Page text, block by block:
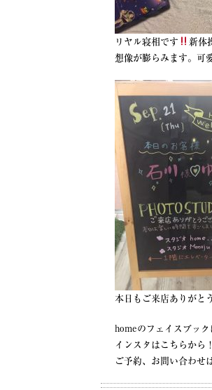
リヤル寝相です
新体
想像が膨らみます。可
本日もご来店ありがと
homeのフェイスブッ
インスタはこちらか
ご予約、お問い合わ